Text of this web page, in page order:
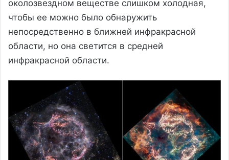
околозвездном веществе слишком холодная,
чтобы ее можно было обнаружить
непосредственно в ближней инфракрасной
области, но она светится в средней
инфракрасной области.